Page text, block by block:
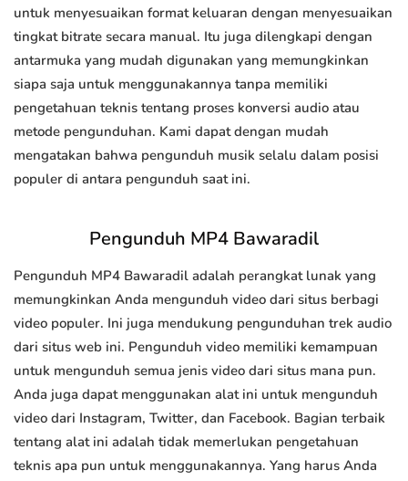
untuk menyesuaikan format keluaran dengan menyesuaikan
tingkat bitrate secara manual. Itu juga dilengkapi dengan
antarmuka yang mudah digunakan yang memungkinkan
siapa saja untuk menggunakannya tanpa memiliki
pengetahuan teknis tentang proses konversi audio atau
metode pengunduhan. Kami dapat dengan mudah
mengatakan bahwa pengunduh musik selalu dalam posisi
populer di antara pengunduh saat ini.
Pengunduh MP4 Bawaradil
Pengunduh MP4 Bawaradil adalah perangkat lunak yang
memungkinkan Anda mengunduh video dari situs berbagi
video populer. Ini juga mendukung pengunduhan trek audio
dari situs web ini. Pengunduh video memiliki kemampuan
untuk mengunduh semua jenis video dari situs mana pun.
Anda juga dapat menggunakan alat ini untuk mengunduh
video dari Instagram, Twitter, dan Facebook. Bagian terbaik
tentang alat ini adalah tidak memerlukan pengetahuan
teknis apa pun untuk menggunakannya. Yang harus Anda